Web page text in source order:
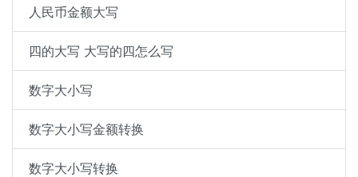
人民币金额大写
四的大写 大写的四怎么写
数字大小写
数字大小写金额转换
数字大小写转换